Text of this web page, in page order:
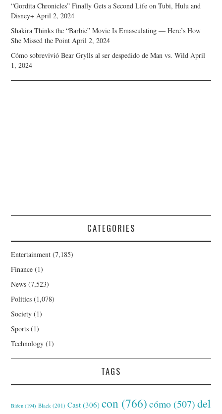
“Gordita Chronicles” Finally Gets a Second Life on Tubi, Hulu and
Disney+ April 2, 2024
Shakira Thinks the “Barbie” Movie Is Emasculating — Here’s How
She Missed the Point April 2, 2024
Cómo sobrevivió Bear Grylls al ser despedido de Man vs. Wild April
1, 2024
CATEGORIES
Entertainment (7,185)
Finance (1)
News (7,523)
Politics (1,078)
Society (1)
Sports (1)
Technology (1)
TAGS
Biden (194) Black (201) Cast (306) con (766) cómo (507) del